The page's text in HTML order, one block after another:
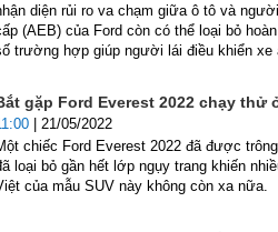
diện rủi ro va chạm giữa ô tô và
(AEB) của Ford còn có thể loại bỏ
trường hợp giúp người lái điều khiển xe
gặp Ford Everest 2022 chạy thử
| 21/05/2022
chiếc Ford Everest 2022 đã được
loại bỏ gần hết lớp ngụy trang khiến
của mẫu SUV này không còn xa nữa.